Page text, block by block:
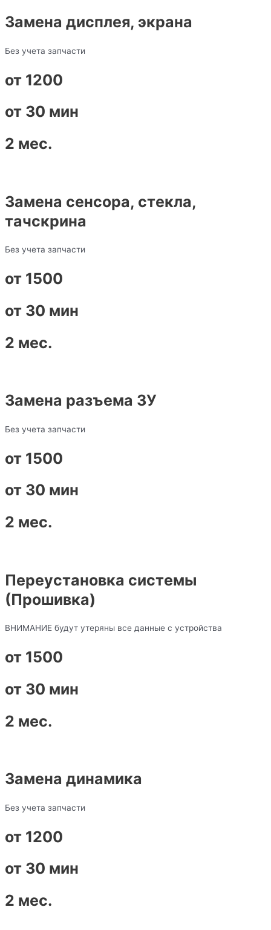
Замена дисплея, экрана
Без учета запчасти
от 1200
от 30 мин
2 мес.
Замена сенсора, стекла,
тачскрина
Без учета запчасти
от 1500
от 30 мин
2 мес.
Замена разъема ЗУ
Без учета запчасти
от 1500
от 30 мин
2 мес.
Переустановка системы
(Прошивка)
ВНИМАНИЕ будут утеряны все данные с устройства
от 1500
от 30 мин
2 мес.
Замена динамика
Без учета запчасти
от 1200
от 30 мин
2 мес.